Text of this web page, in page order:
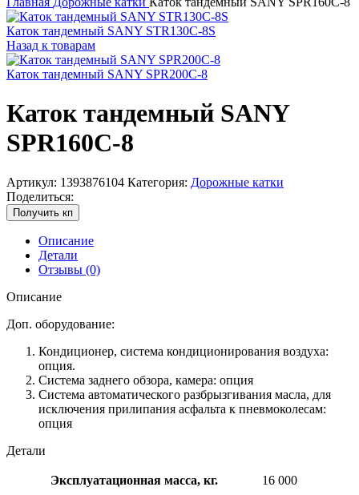
Каток тандемный SANY STR130C-8S
Назад к товарам
Каток тандемный SANY SPR200C-8
Каток тандемный SANY
SPR160C-8
Артикул: 1393876104 Категория: Дорожные катки
Поделиться:
Получить кп
Описание
Детали
Отзывы (0)
Описание
Доп. оборудование:
Кондиционер, система кондиционирования воздуха:
опция.
Система заднего обзора, камера: опция
Система автоматического разбрызгивания масла, для
исключения прилипания асфальта к пневмоколесам:
опция
Детали
Эксплуатационная масса, кг. 16 000